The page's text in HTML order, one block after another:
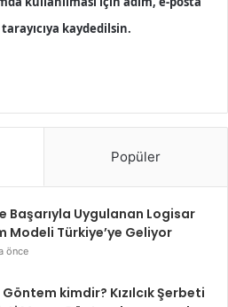
kaydedilsin.
Popüler
Başarıyla Uygulanan Logisar
Modeli Türkiye’ye Geliyor
önce
kimdir? Kızılcık Şerbeti